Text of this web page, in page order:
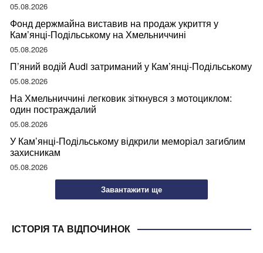
05.08.2026
Фонд держмайна виставив на продаж укриття у
Кам’янці-Подільському на Хмельниччині
05.08.2026
П’яний водій Audi затриманий у Кам’янці-Подільському
05.08.2026
На Хмельниччині легковик зіткнувся з мотоциклом:
один постраждалий
05.08.2026
У Кам’янці-Подільському відкрили меморіал загиблим
захисникам
05.08.2026
Завантажити ще
ІСТОРІЯ ТА ВІДПОЧИНОК